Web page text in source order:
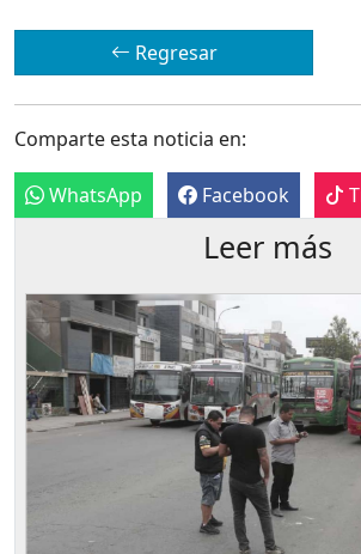
Regresar
Comparte esta noticia en:
WhatsApp Facebook
Leer más